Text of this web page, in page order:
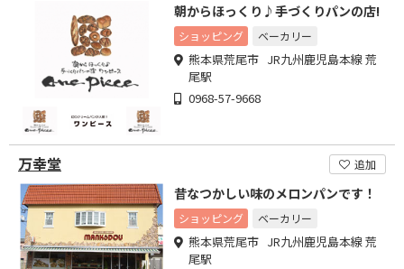
朝からほっくり♪手づくりパンの店!
ショッピング ベーカリー
熊本県荒尾市 JR九州鹿児島本線 荒
尾駅
0968-57-9668
万幸堂 追加
昔なつかしい味のメロンパンです！
ショッピング ベーカリー
熊本県荒尾市 JR九州鹿児島本線 荒
尾駅